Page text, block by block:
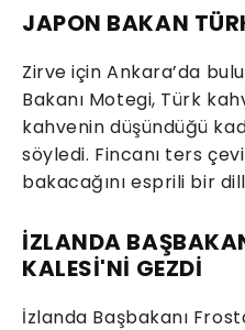
JAPON BAKAN
Zirve için Ankara’da
Bakanı Motegi, Türk
kahvenin düşündüğü
söyledi. Fincanı ters
bakacağını esprili bir
İZLANDA
KALESİ'Nİ GEZDİ
İzlanda Başbakanı